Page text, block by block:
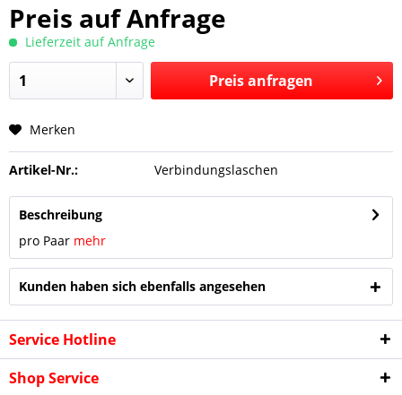
Preis auf Anfrage
Lieferzeit auf Anfrage
Preis anfragen
Preis anfragen
Merken
Artikel-Nr.: Verbindungslaschen
Beschreibung
pro Paar mehr
Kunden haben sich ebenfalls angesehen
Service Hotline
Shop Service